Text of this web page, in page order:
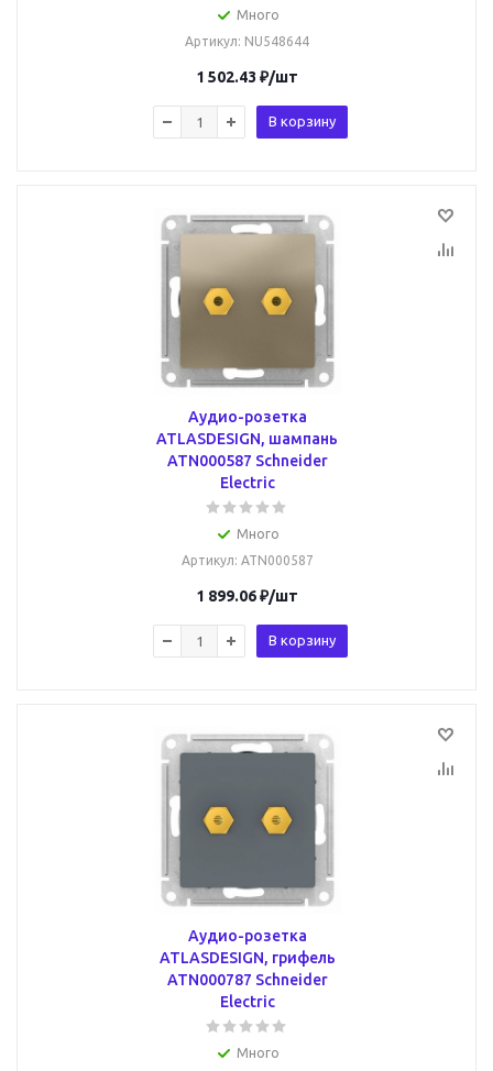
Много
Артикул: NU548644
1 502.43 ₽/шт
В корзину
Аудио-розетка
ATLASDESIGN, шампань
ATN000587 Schneider
Electric
Много
Артикул: ATN000587
1 899.06₽/шт
В корзину
Аудио-розетка
ATLASDESIGN, грифель
ATN000787 Schneider
Electric
Много